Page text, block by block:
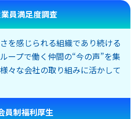
員満足度調査
を感じられる組織であり続ける
ープで働く仲間の“今の声”を集
々な会社の取り組みに活かして
員制福利厚生